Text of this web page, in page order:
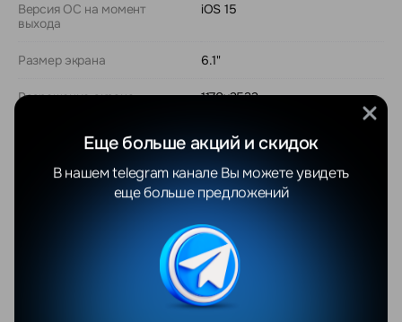
Версия ОС на момент
выхода
iOS 15
Размер экрана 6.1"
Разрешение экрана 1170x2532
Технология экрана OLED (Super Retina XDR)
Частота обновления экрана 60 Гц
Все отзывы
Еще больше акций и скидок
В нашем telegram канале Вы можете увидеть
еще больше предложений